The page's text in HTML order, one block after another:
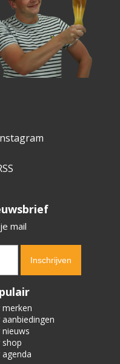
mail
merken
aanbiedingen
nieuws
shop
agenda